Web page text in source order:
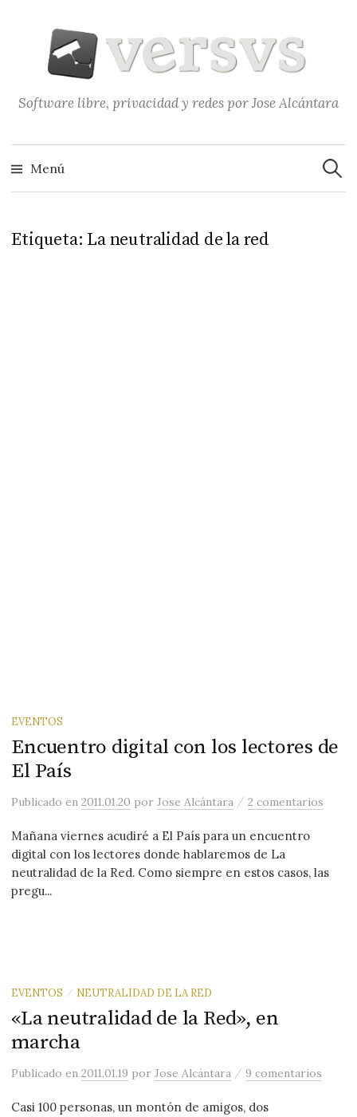
contenido
Software libre, privacidad y redes por Jose Alcántara
Menú
Etiqueta: La neutralidad de la red
EVENTOS
Encuentro digital con los lectores de
El País
Publicadoen2011.01.20 porJose Alcántara /2 comentarios
Mañana viernes acudiré a El País para un encuentro
digital con los lectores donde hablaremos de La
neutralidad de la Red. Como siempre en estos casos, las
pregu...
EVENTOS / NEUTRALIDAD DE LA RED
«La neutralidad de la Red», en
marcha
Publicadoen2011.01.19 porJose Alcántara /9 comentarios
Casi 100 personas, un montón de amigos, dos